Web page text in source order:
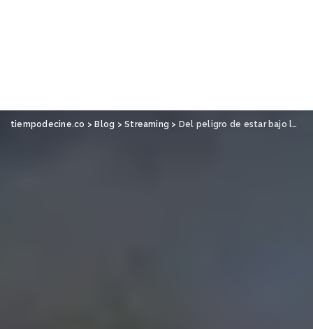
tiempodecine.co > Blog >Streaming > Del peligro de estar bajo los reflectores: Del cielo al infierno, de Spike Lee